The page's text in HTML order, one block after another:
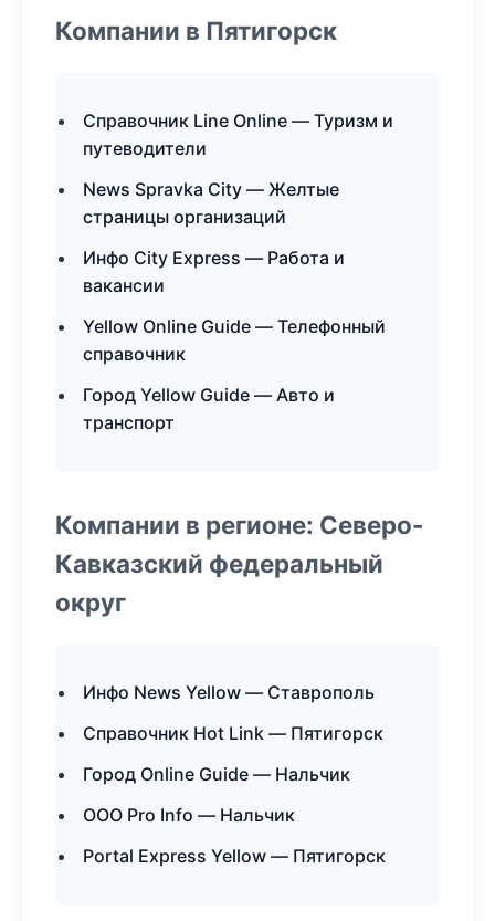
Компании в Пятигорск
Справочник Line Online — Туризм и
путеводители
News Spravka City — Желтые
страницы организаций
Инфо City Express — Работа и
вакансии
Yellow Online Guide — Телефонный
справочник
Город Yellow Guide — Авто и
транспорт
Компании в регионе: Северо-
Кавказский федеральный
округ
Инфо News Yellow — Ставрополь
Справочник Hot Link — Пятигорск
Город Online Guide — Нальчик
ООО Pro Info — Нальчик
Portal Express Yellow — Пятигорск